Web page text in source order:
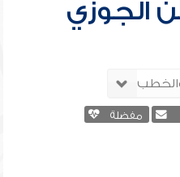
الجوزي
مفضلة